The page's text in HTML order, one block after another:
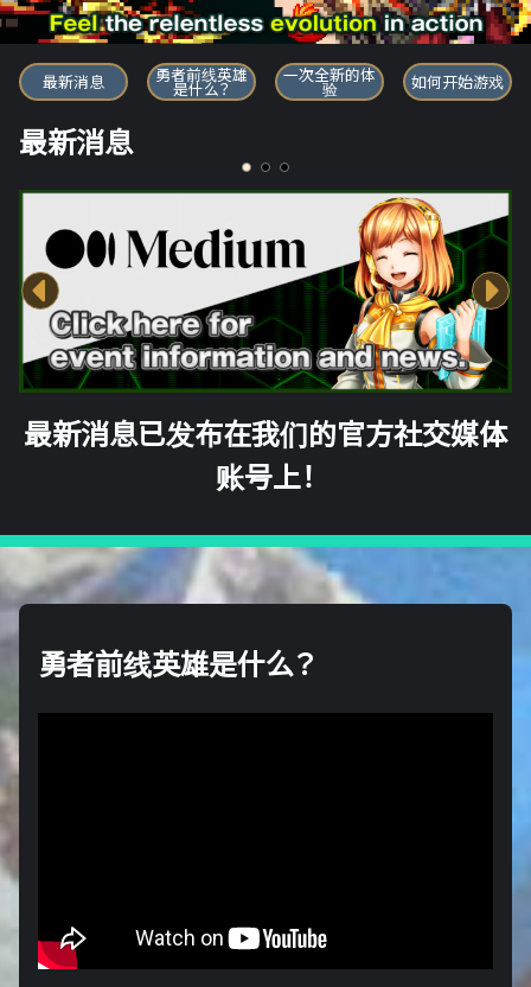
勇者前线英雄
最新消息 勇者前线英雄
是什么？
一次全新的体
验 如何开始游戏
最新消息
最新消息已发布在我们的官方社交媒体
账号上！
勇者前线英雄是什么？